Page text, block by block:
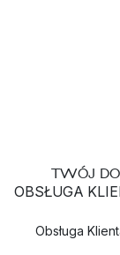
TWÓJ
OBSŁUGA
Obsługa